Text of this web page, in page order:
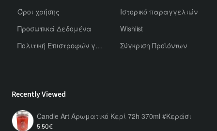
Όροι χρήσης
Προσωπικά Δεδομένα
Πολιτική Επιστροφών για Χύμα Αρώματα
Ιστορικό παραγγελιών
Wishlist
Σύγκριση Προϊόντων
Recently Viewed
Candle Art Άρωματικό Κερί 72h 370ml #Κεράσι
5.50€